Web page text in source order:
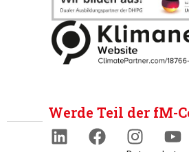
Werde Teil der fM-